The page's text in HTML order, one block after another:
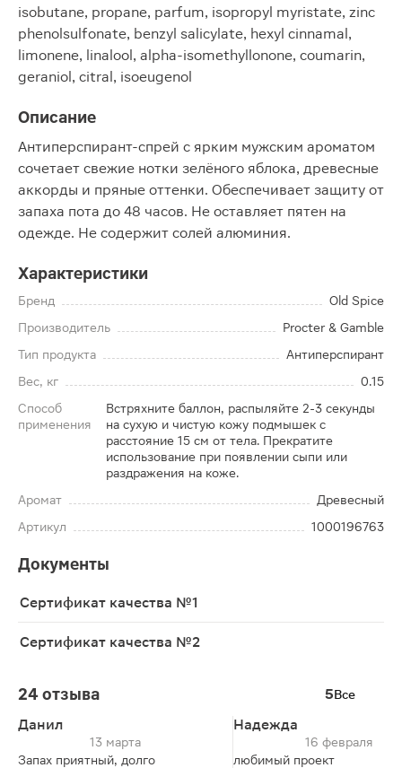
isobutane, propane, parfum, isopropyl myristate, zinc
phenolsulfonate, benzyl salicylate, hexyl cinnamal,
limonene, linalool, alpha-isomethyllonone, coumarin,
geraniol, citral, isoeugenol
Описание
Антиперспирант-спрей с ярким мужским ароматом
сочетает свежие нотки зелёного яблока, древесные
аккорды и пряные оттенки. Обеспечивает защиту от
запаха пота до 48 часов. Не оставляет пятен на
одежде. Не содержит солей алюминия.
Характеристики
Бренд
Old Spice
Производитель
Procter & Gamble
Тип продукта
Антиперспирант
Вес, кг
0.15
Способ
применения
Встряхните баллон, распыляйте 2-3 секунды
на сухую и чистую кожу подмышек с
расстояние 15 см от тела. Прекратите
использование при появлении сыпи или
раздражения на коже.
Аромат
Древесный
Артикул
1000196763
Документы
Сертификат качества №1
Сертификат качества №2
24 отзыва 5Все
Данил
13 марта
Запах приятный, долго
Надежда
16 февраля
любимый проект